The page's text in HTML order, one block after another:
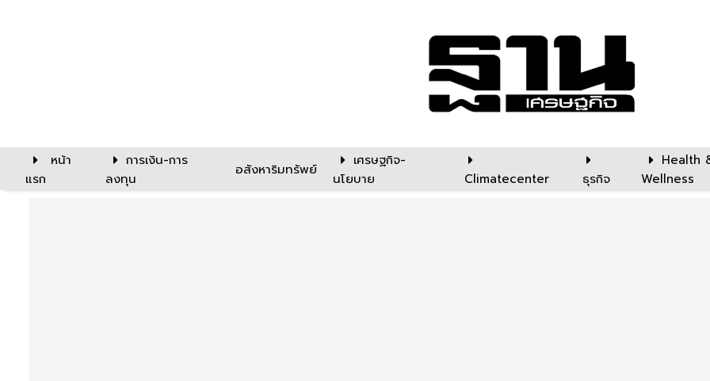
หน้า
แรก
การเงิน-การ
ลงทุน
อสังหาริมทรัพย์
เศรษฐกิจ-
นโยบาย
Climatecenter ธุรกิจ
Health
Wellness